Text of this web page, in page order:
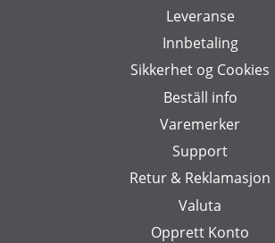
Leveranse
Innbetaling
Sikkerhet og Cookies
Beställ info
Varemerker
Support
Retur & Reklamasjon
Valuta
Opprett Konto